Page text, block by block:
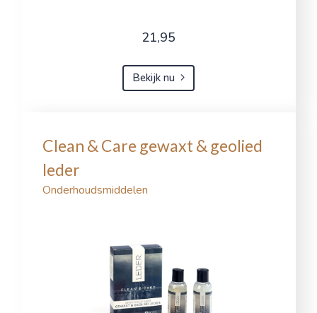
21,95
Bekijk nu
Clean & Care gewaxt & geolied
leder
Onderhoudsmiddelen